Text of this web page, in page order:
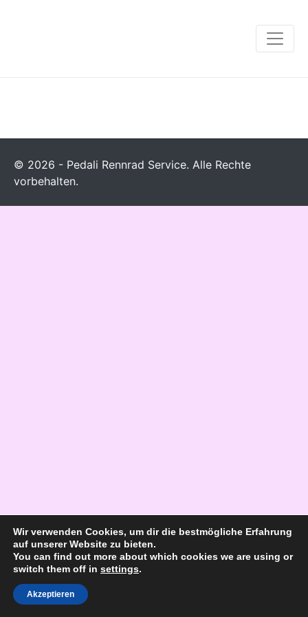
© 2026 - Pedali Rennrad Service. Alle Rechte
vorbehalten.
Wir verwenden Cookies, um dir die bestmögliche Erfahrung
auf unserer Website zu bieten.
You can find out more about which cookies we are using or
switch them off in settings.
Akzeptieren